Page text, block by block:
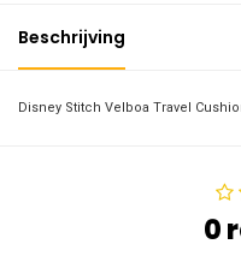
Beschrijving
Disney Stitch Velboa Travel
0